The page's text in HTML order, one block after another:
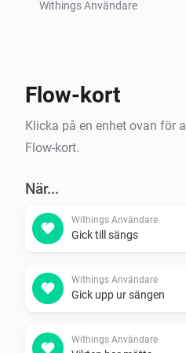
Withings Användare
Flow-kort
Klicka på en enhet ovan för
Flow-kort.
När...
Withings Användare
Gick till sängs
Withings Användare
Gick upp ur sängen
Withings Användare